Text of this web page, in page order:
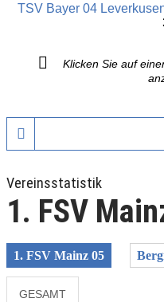
TSV Bayer 04
Klicken Sie auf
Vereinsstatistik
1. FSV
1. FSV Mainz 05
GESAMT